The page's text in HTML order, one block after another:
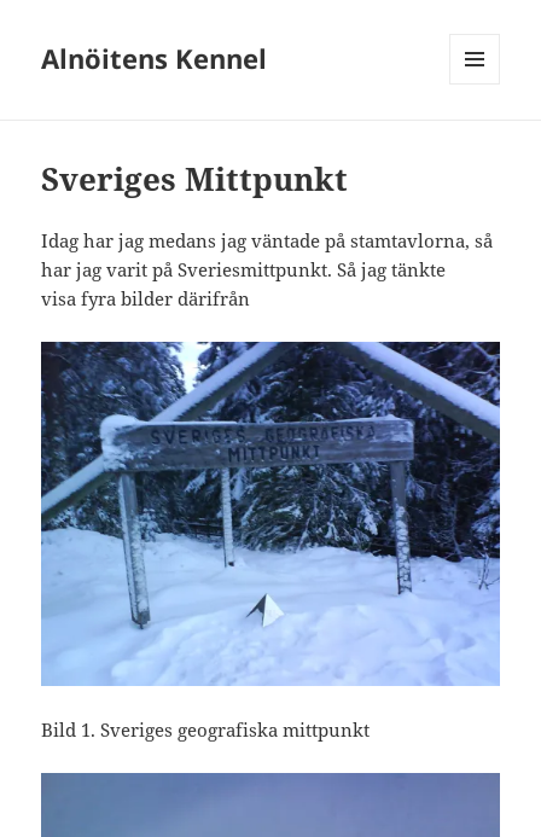
Alnöitens Kennel
Sveriges Mittpunkt
Idag har jag medans jag väntade på stamtavlorna, så
har jag varit på Sveriesmittpunkt. Så jag tänkte
visa fyra bilder därifrån
Bild 1. Sveriges geografiska mittpunkt